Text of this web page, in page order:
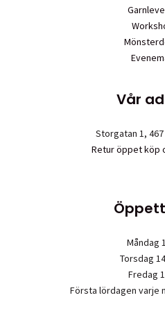
Vår
Storgatan 1,
Retur öppet köp
Måndag
Torsdag
Fredag
Första lördagen varje